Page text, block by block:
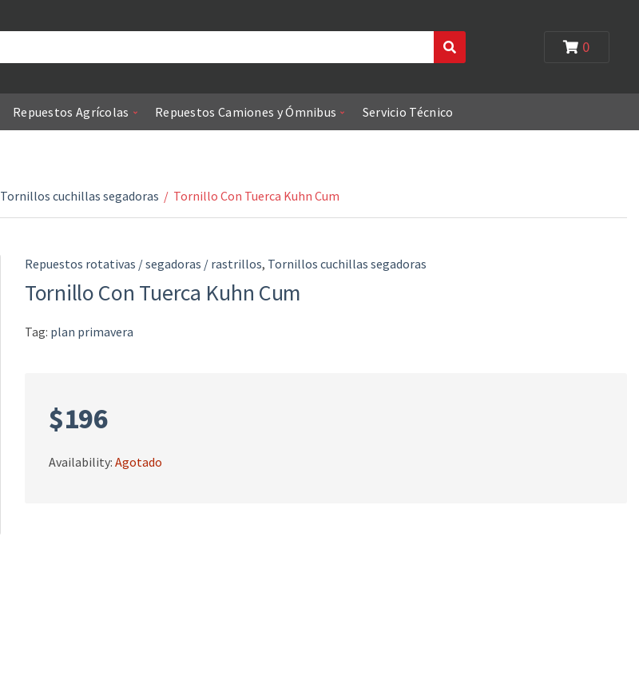
Search 0
Repuestos Agrícolas Repuestos Camiones y Ómnibus Servicio Técnico
Tornillos cuchillas segadoras / Tornillo Con Tuerca Kuhn Cum
Repuestos rotativas / segadoras / rastrillos, Tornillos cuchillas segadoras
Tornillo Con Tuerca Kuhn Cum
Tag: plan primavera
$196
Availability: Agotado